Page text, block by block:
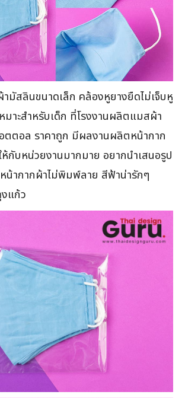
มัสลินขนาดเล็ก คล้องหูยางยืดไม่เจ็บหู
มาะสำหรับเด็ก ที่โรงงานผลิตแมสผ้า
ตตอล ราคาถูก มีผลงานผลิตหน้ากาก
กับหน่วยงานมากมาย อยากนำเสนอรูป
น้ากากผ้าไม่พิมพ์ลาย สีฟ้าน่ารักๆ
แก้ว